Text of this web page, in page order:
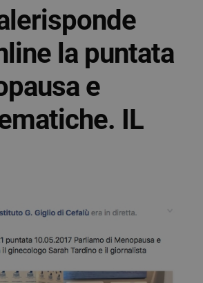
la puntata
e
IL